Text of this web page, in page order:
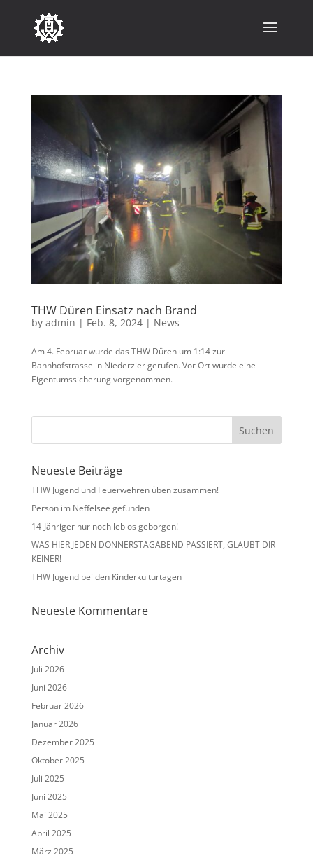
THW Düren Einsatz nach Brand
by admin | Feb. 8, 2024| News
Am 4. Februar wurde das THW Düren um 1:14 zur
Bahnhofstrasse in Niederzier gerufen. Vor Ort wurde eine
Eigentumssicherung vorgenommen.
Neueste Beiträge
THW Jugend und Feuerwehren üben zusammen!
Person im Neffelsee gefunden
14-Jähriger nur noch leblos geborgen!
WAS HIER JEDEN DONNERSTAGABEND PASSIERT, GLAUBT DIR
KEINER!
THW Jugend bei den Kinderkulturtagen
Neueste Kommentare
Archiv
Juli 2026
Juni 2026
Februar 2026
Januar 2026
Dezember 2025
Oktober 2025
Juli 2025
Juni 2025
Mai 2025
April 2025
März 2025